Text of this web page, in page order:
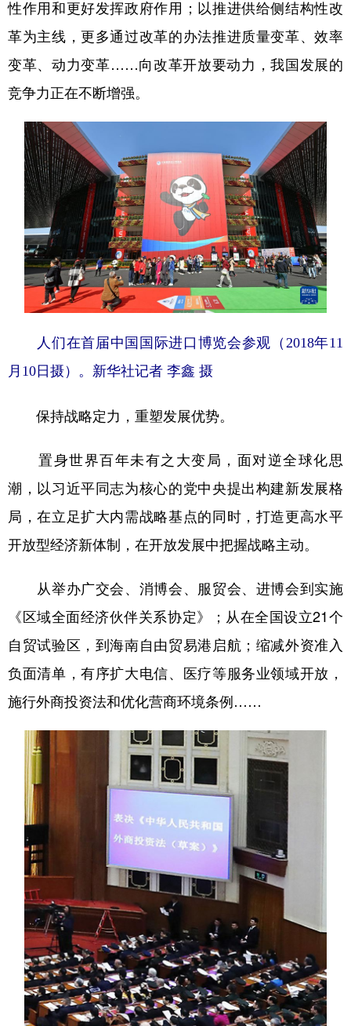
性作用和更好发挥政府作用；以推进供给侧结构性改
革为主线，更多通过改革的办法推进质量变革、效率
变革、动力变革……向改革开放要动力，我国发展的
竞争力正在不断增强。
人们在首届中国国际进口博览会参观（2018年11
月10日摄）。新华社记者 李鑫 摄
保持战略定力，重塑发展优势。
置身世界百年未有之大变局，面对逆全球化思
潮，以习近平同志为核心的党中央提出构建新发展格
局，在立足扩大内需战略基点的同时，打造更高水平
开放型经济新体制，在开放发展中把握战略主动。
从举办广交会、消博会、服贸会、进博会到实施
《区域全面经济伙伴关系协定》；从在全国设立21个
自贸试验区，到海南自由贸易港启航；缩减外资准入
负面清单，有序扩大电信、医疗等服务业领域开放，
施行外商投资法和优化营商环境条例……